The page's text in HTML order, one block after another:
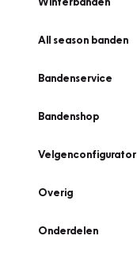
All season banden
Bandenservice
Bandenshop
Velgenconfigurator
Overig
Onderdelen